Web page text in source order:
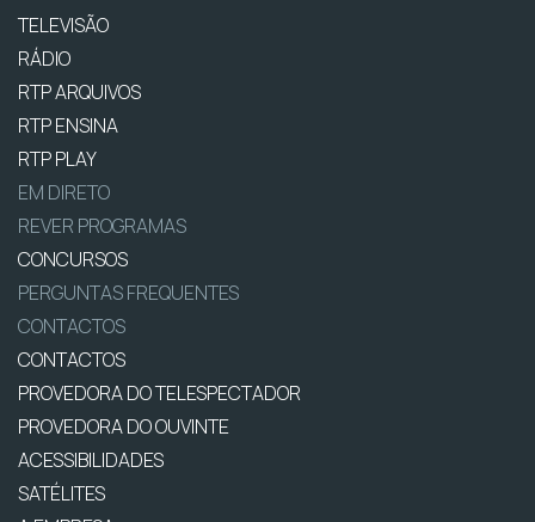
TELEVISÃO
RÁDIO
RTP ARQUIVOS
RTP ENSINA
RTP PLAY
EM DIRETO
REVER PROGRAMAS
CONCURSOS
PERGUNTAS FREQUENTES
CONTACTOS
CONTACTOS
PROVEDORA DO TELESPECTADOR
PROVEDORA DO OUVINTE
ACESSIBILIDADES
SATÉLITES